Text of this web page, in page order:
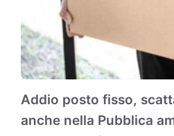
Addio posto fisso,
anche nella Pubblica